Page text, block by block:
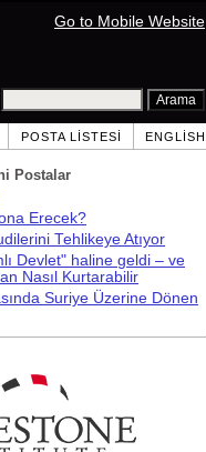
Go to Mobile Website
POSTA LISTESI ENGLISH
Postalar
Erecek?
Tehlikeye Atıyor
Devlet" haline geldi – ve
Nasıl Kurtarabilir
Suriye Üzerine Dönen